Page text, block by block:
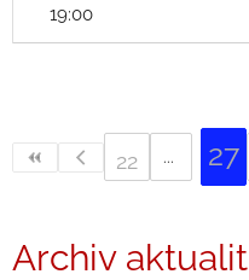
19:00
22 27
Archiv aktualit